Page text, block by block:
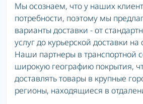
Мы осознаем, что у наших
потребности, поэтому мы
варианты доставки - от
услуг до курьерской доставки
Наши партнеры в транспортной
широкую географию покрытия,
доставлять товары в крупные
регионы, находящиеся в